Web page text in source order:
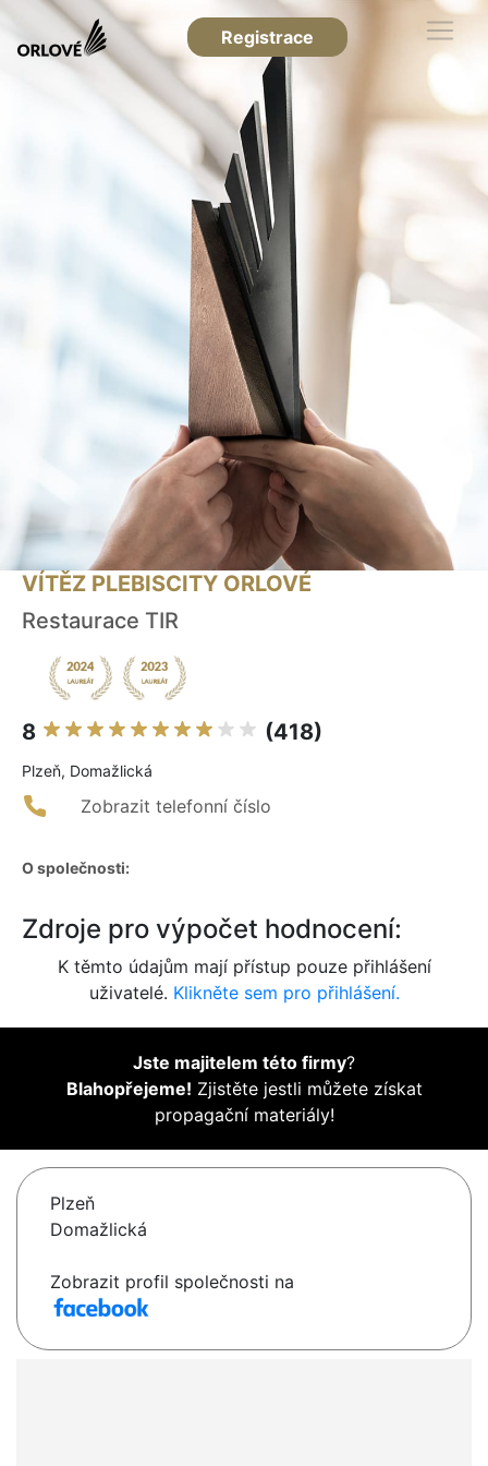
Registrace
VÍTĚZ PLEBISCITY ORLOVÉ
Restaurace TIR
8 (418)
Plzeň, Domažlická
Zobrazit telefonní číslo
O společnosti:
Zdroje pro výpočet hodnocení:
K těmto údajům mají přístup pouze přihlášení
uživatelé. Klikněte sem pro přihlášení.
Jste majitelem této firmy?
Blahopřejeme! Zjistěte jestli můžete získat
propagační materiály!
Plzeň
Domažlická
Zobrazit profil společnosti na